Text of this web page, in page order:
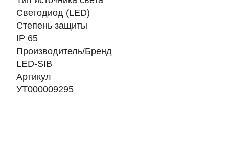
Светодиод (LED)
Степень защиты
IP 65
Производитель/Бренд
LED-SIB
Артикул
УТ000009295